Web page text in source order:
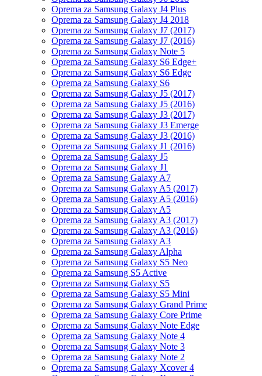
Oprema za Samsung Galaxy J4 Plus
Oprema za Samsung Galaxy J4 2018
Oprema za Samsung Galaxy J7 (2017)
Oprema za Samsung Galaxy J7 (2016)
Oprema za Samsung Galaxy Note 5
Oprema za Samsung Galaxy S6 Edge+
Oprema za Samsung Galaxy S6 Edge
Oprema za Samsung Galaxy S6
Oprema za Samsung Galaxy J5 (2017)
Oprema za Samsung Galaxy J5 (2016)
Oprema za Samsung Galaxy J3 (2017)
Oprema za Samsung Galaxy J3 Emerge
Oprema za Samsung Galaxy J3 (2016)
Oprema za Samsung Galaxy J1 (2016)
Oprema za Samsung Galaxy J5
Oprema za Samsung Galaxy J1
Oprema za Samsung Galaxy A7
Oprema za Samsung Galaxy A5 (2017)
Oprema za Samsung Galaxy A5 (2016)
Oprema za Samsung Galaxy A5
Oprema za Samsung Galaxy A3 (2017)
Oprema za Samsung Galaxy A3 (2016)
Oprema za Samsung Galaxy A3
Oprema za Samsung Galaxy Alpha
Oprema za Samsung Galaxy S5 Neo
Oprema za Samsung S5 Active
Oprema za Samsung Galaxy S5
Oprema za Samsung Galaxy S5 Mini
Oprema za Samsung Galaxy Grand Prime
Oprema za Samsung Galaxy Core Prime
Oprema za Samsung Galaxy Note Edge
Oprema za Samsung Galaxy Note 4
Oprema za Samsung Galaxy Note 3
Oprema za Samsung Galaxy Note 2
Oprema za Samsung Galaxy Xcover 4